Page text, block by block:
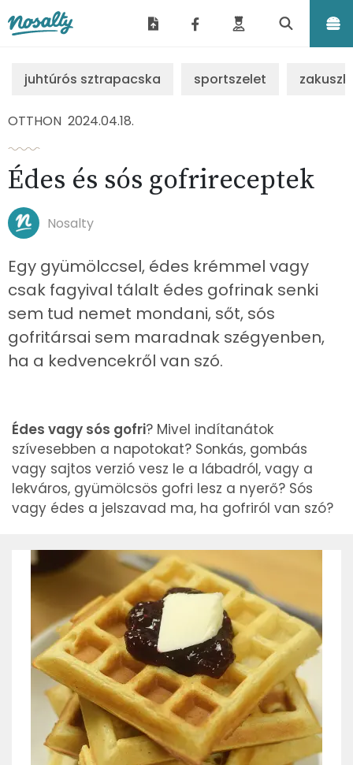
juhtúrós sztrapacska sportszelet
OTTHON 2024.04.18.
Édes és sós gofrireceptek
Nosalty
Egy gyümölccsel, édes krémmel vagy
csak fagyival tálalt édes gofrinak senki
sem tud nemet mondani, sőt, sós
gofritársai sem maradnak szégyenben,
ha a kedvencekről van szó.
Édes vagy sós gofri? Mivel indítanátok
szívesebben a napotokat? Sonkás, gombás
vagy sajtos verzió vesz le a lábadról, vagy a
lekváros, gyümölcsös gofri lesz a nyerő? Sós
vagy édes a jelszavad ma, ha gofriról van szó?